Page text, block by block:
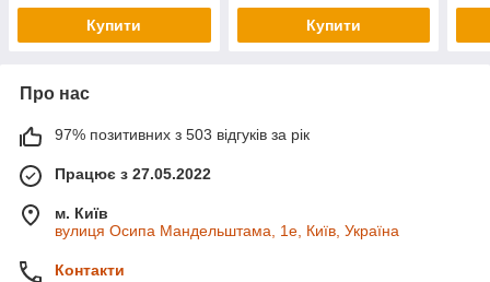
Купити Купити
Про нас
97% позитивних з 503 відгуків за рік
Працює з 27.05.2022
м. Київ
вулиця Осипа Мандельштама, 1е, Київ, Україна
Контакти